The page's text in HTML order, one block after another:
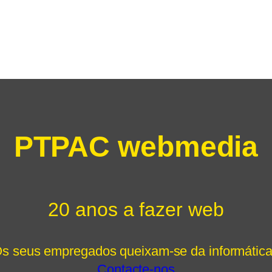
PTPAC webmedia
20 anos a fazer web
seus empregados queixam-se da